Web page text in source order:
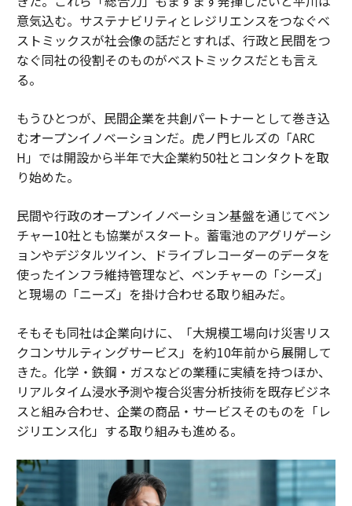
意気込む。サステナビリティとレジリエンスをつなぐベ
ストミックスが社会像の話だとすれば、行政と民間をつ
なぐ同社の役割そのものがベストミックスだとも言え
る。
もうひとつが、民間企業を共創パートナーとして巻き込
むオープンイノベーションだ。虎ノ門ヒルズの「ARC
H」では開設から半年で大企業約50社とコンタクトを取
り始めた。
民間や行政のオープンイノベーション基盤を通じてベン
チャー10社とも協業がスタート。蓄電池のアグリゲーシ
ョンやデジタルツイン、ドライブレコーダーのデータを
使ったインフラ維持管理など、ベンチャーの「シーズ」
と現場の「ニーズ」を掛け合わせる取り組みだ。
そもそも同社は企業向けに、「大規模工場向け災害リス
クコンサルティングサービス」を約10年前から展開して
きた。化学・鉄鋼・ガスなどの業種に実績を持つほか、
リアルタイム浸水予測や複合災害分析技術を既存ビジネ
スと組み合わせ、企業の商品・サービスそのものを「レ
ジリエンス化」する取り組みも進める。